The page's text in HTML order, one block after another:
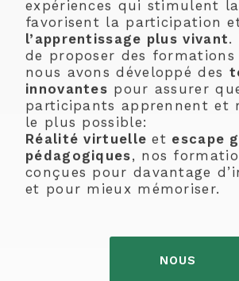
expériences qui stimulent la
favorisent la participation
l’apprentissage plus vivant
de proposer des formations
nous avons développé des
innovantes pour assurer
participants apprennent et
le plus possible:
Réalité virtuelleet escape
pédagogiques , nos
conçues pour davantage
et pour mieux mémoriser.
NOUS